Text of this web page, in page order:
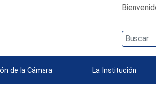
de la Cámara La Institución